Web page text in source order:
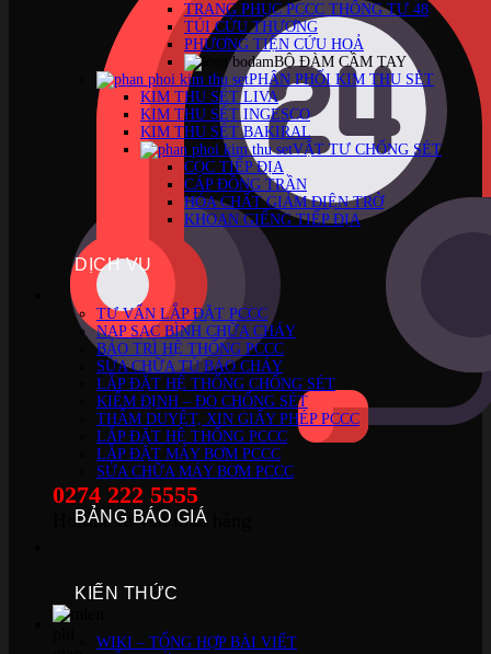
0274 222 5555
Hotline tư vấn mua hàng
TRANG PHỤC PCCC THÔNG TƯ 48
TÚI CỨU THƯƠNG
PHƯƠNG TIỆN CỨU HOẢ
BỘ ĐÀM CẦM TAY
PHÂN PHỐI KIM THU SÉT
KIM THU SÉT LIVA
KIM THU SÉT INGESCO
KIM THU SÉT BAKIRAL
VẬT TƯ CHỐNG SÉT
CỌC TIẾP ĐỊA
CÁP ĐỒNG TRẦN
HÓA CHẤT GIẢM ĐIỆN TRỞ
KHOAN GIẾNG TIẾP ĐỊA
DỊCH VỤ
TƯ VẤN LẮP ĐẶT PCCC
NẠP SẠC BÌNH CHỮA CHÁY
BẢO TRÌ HỆ THỐNG PCCC
SỬA CHỮA TỦ BÁO CHÁY
LẮP ĐẶT HỆ THỐNG CHỐNG SÉT
KIỂM ĐỊNH – ĐO CHỐNG SÉT
THẨM DUYỆT, XIN GIẤY PHÉP PCCC
LẮP ĐẶT HỆ THỐNG PCCC
LẮP ĐẶT MÁY BƠM PCCC
SỬA CHỮA MÁY BƠM PCCC
BẢNG BÁO GIÁ
KIẾN THỨC
WIKI – TỔNG HỢP BÀI VIẾT